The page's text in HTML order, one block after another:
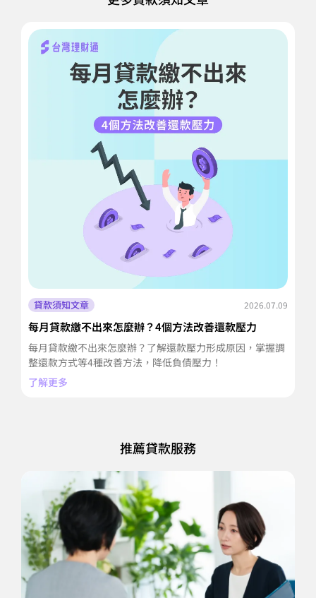
貸款須知文章 2026.07.09
每月貸款繳不出來怎麼辦？4個方法改善還款壓力
每月貸款繳不出來怎麼辦？了解還款壓力形成原因，掌握調
整還款方式等4種改善方法，降低負債壓力！
了解更多
推薦貸款服務